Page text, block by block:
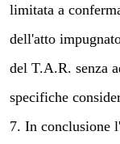
limitata a
dell'atto
del T.A.R. senza
specifiche
7. In conclusione